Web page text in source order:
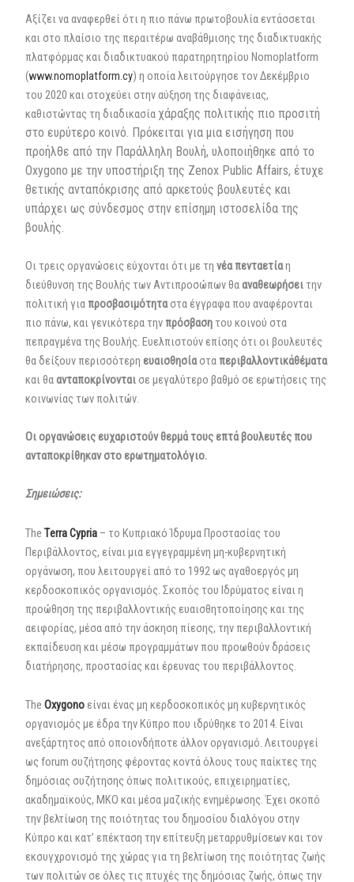
Αξίζει να αναφερθεί ότι η πιο πάνω πρωτοβουλία εντάσσεται
και στο πλαίσιο της περαιτέρω αναβάθμισης της διαδικτυακής
πλατφόρμας και διαδικτυακού παρατηρητηρίου Nomoplatform
(www.nomoplatform.cy) η οποία λειτούργησε τον Δεκέμβριο
του 2020 και στοχεύει στην αύξηση της διαφάνειας,
καθιστώντας τη διαδικασίαχάραξης πολιτικής πιο προσιτή
στο ευρύτερο κοινό. Πρόκειται για μια εισήγηση που
προήλθε από την Παράλληλη Βουλή, υλοποιήθηκε από το
Oxygono με την υποστήριξη της Zenox Public Affairs, έτυχε
θετικής ανταπόκρισης από αρκετούς βουλευτές και
υπάρχει ως σύνδεσμος στην επίσημη ιστοσελίδα της
βουλής.
Οι τρεις οργανώσεις εύχονται ότι με τηνέαπενταετίαη
διεύθυνση της Βουλής των Αντιπροσώπων θααναθεωρήσειτην
πολιτική γιαπροσβασιμότηταστα έγγραφα που αναφέρονται
πιο πάνω, και γενικότερα τηνπρόσβασητου κοινού στα
πεπραγμένα της Βουλής. Ευελπιστούν επίσης ότι οι βουλευτές
θα δείξουν περισσότερη ευαισθησίασταπεριβαλλοντικάθέματα
και θαανταποκρίνονται σε μεγαλύτερο βαθμό σε ερωτήσεις της
κοινωνίας των πολιτών.
Οι οργανώσεις ευχαριστούν θερμά τους επτά βουλευτές που
ανταποκρίθηκαν στο ερωτηματολόγιο.
Σημειώσεις:
TheΤerra Cypria – το Κυπριακό Ίδρυμα Προστασίας του
Περιβάλλοντος, είναι μια εγγεγραμμένη μη-κυβερνητική
οργάνωση, που λειτουργεί από το 1992 ως αγαθοεργός μη
κερδοσκοπικός οργανισμός. Σκοπός του Ιδρύματος είναι η
προώθηση της περιβαλλοντικής ευαισθητοποίησης και της
αειφορίας, μέσα από την άσκηση πίεσης, την περιβαλλοντική
εκπαίδευση και μέσω προγραμμάτων που προωθούν δράσεις
διατήρησης, προστασίας και έρευνας του περιβάλλοντος.
TheOxygono είναι ένας μη κερδοσκοπικός μη κυβερνητικός
οργανισμός με έδρα την Κύπρο που ιδρύθηκε το 2014. Είναι
ανεξάρτητος από οποιονδήποτε άλλον οργανισμό. Λειτουργεί
ως forum συζήτησης φέροντας κοντά όλους τους παίκτες της
δημόσιας συζήτησης όπως πολιτικούς, επιχειρηματίες,
ακαδημαϊκούς, ΜΚΟ και μέσα μαζικής ενημέρωσης. Έχει σκοπό
την βελτίωση της ποιότητας του δημοσίου διαλόγου στην
Κύπρο και κατ’ επέκταση την επίτευξη μεταρρυθμίσεων και τον
εκσυγχρονισμό της χώρας για τη βελτίωση της ποιότητας ζωής
των πολιτών σε όλες τις πτυχές της δημόσιας ζωής, όπως την